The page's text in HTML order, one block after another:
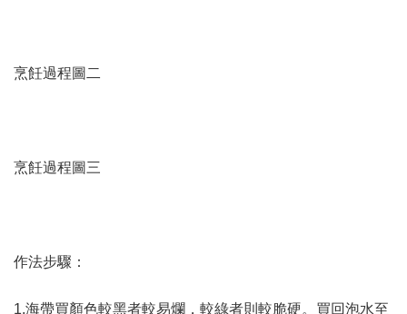
烹飪過程圖二
烹飪過程圖三
作法步驟：
1.海帶買顏色較黑者較易爛，較綠者則較脆硬。買回泡水至